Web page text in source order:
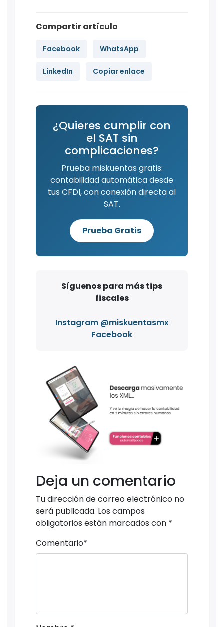
Compartir artículo
Facebook WhatsApp
LinkedIn Copiar enlace
¿Quieres cumplir con
el SAT sin
complicaciones?
Prueba miskuentas gratis:
contabilidad automática desde
tus CFDI, con conexión directa al
SAT.
Prueba Gratis
Síguenos para más tips
fiscales
Instagram @miskuentasmx
Facebook
Deja un comentario
Tu dirección de correo electrónico no
será publicada. Los campos
obligatorios están marcados con *
Comentario*